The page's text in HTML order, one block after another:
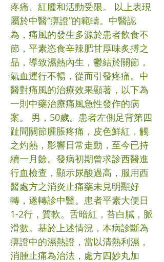
疼痛、紅腫和活動受限。 以上表現
屬於中醫“痹證”的範疇。中醫認
為，痛風的發生多源於患者飲食不
節，平素恣食辛辣肥甘厚味炙搏之
品，導致濕熱內生，鬱結於關節，
氣血運行不暢，從而引發疼痛。中
醫對痛風的治療效果顯著，以下為
一則中藥治療痛風急性發作的病
案。 男，50歲。患者左側足背第四
趾間關節腫脹疼痛，皮色鮮紅，觸
之灼熱，影響日常走動，至今已持
續一月餘。發病初期曾求診西醫進
行血檢查，顯示尿酸過高，服用西
醫處方之消炎止痛藥未見明顯好
轉，遂轉診中醫。患者平素大便日
1-2行，質軟。舌暗紅，苔白膩，脈
滑數。基於上述情況，本病診斷為
痹證中的濕熱證，當以清熱利濕，
消腫止痛為治法，處方四妙丸加